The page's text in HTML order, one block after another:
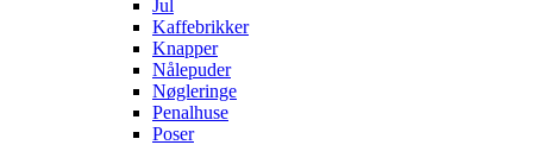
Jul
Kaffebrikker
Knapper
Nålepuder
Nøgleringe
Penalhuse
Poser